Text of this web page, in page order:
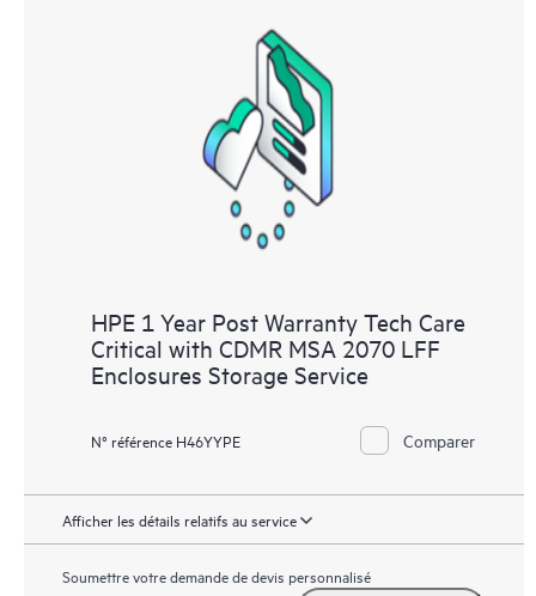
HPE 1 Year Post Warranty Tech Care
Critical with CDMR MSA 2070 LFF
Enclosures Storage Service
N° référence H46YYPE Comparer
Afficher les détails relatifs au service
Soumettre votre demande de devis personnalisé